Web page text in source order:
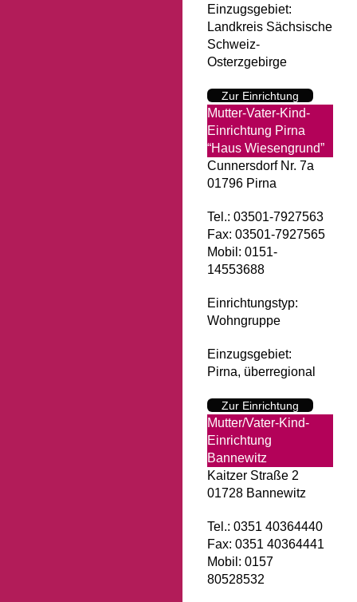
Einzugsgebiet:
Landkreis Sächsische
Schweiz-
Osterzgebirge
Zur Einrichtung
Mutter-Vater-Kind-
Einrichtung Pirna
“Haus Wiesengrund”
Cunnersdorf Nr. 7a
01796 Pirna
Tel.: 03501-7927563
Fax: 03501-7927565
Mobil: 0151-
14553688
Einrichtungstyp:
Wohngruppe
Einzugsgebiet:
Pirna, überregional
Zur Einrichtung
Mutter/Vater-Kind-
Einrichtung
Bannewitz
Kaitzer Straße 2
01728 Bannewitz
Tel.: 0351 40364440
Fax: 0351 40364441
Mobil: 0157
80528532